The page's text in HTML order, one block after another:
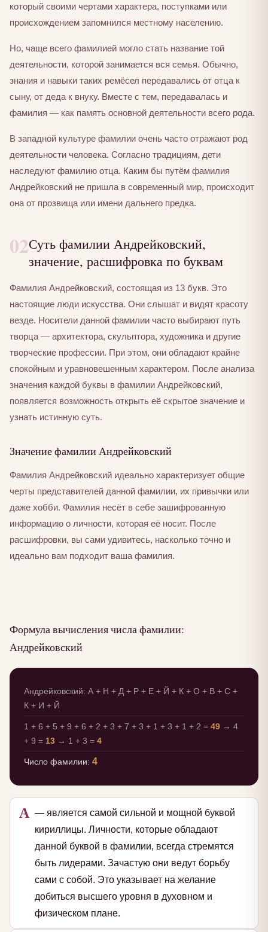
который своими чертами характера, поступками или
происхождением запомнился местному населению.
Но, чаще всего фамилией могло стать название той
деятельности, которой занимается вся семья. Обычно,
знания и навыки таких ремёсел передавались от отца к
сыну, от деда к внуку. Вместе с тем, передавалась и
фамилия — как память основной деятельности всего рода.
В западной культуре фамилии очень часто отражают род
деятельности человека. Согласно традициям, дети
наследуют фамилию отца. Каким бы путём фамилия
Андрейковский не пришла в современный мир, происходит
она от прозвища или имени дальнего предка.
02Суть фамилии Андрейковский,
значение, расшифровка по буквам
Фамилия Андрейковский, состоящая из 13 букв. Это
настоящие люди искусства. Они слышат и видят красоту
везде. Носители данной фамилии часто выбирают путь
творца — архитектора, скульптора, художника и другие
творческие профессии. При этом, они обладают крайне
спокойным и уравновешенным характером. После анализа
значения каждой буквы в фамилии Андрейковский,
появляется возможность открыть её скрытое значение и
узнать истинную суть.
Значение фамилии Андрейковский
Фамилия Андрейковский идеально характеризует общие
черты представителей данной фамилии, их привычки или
даже хобби. Фамилия несёт в себе зашифрованную
информацию о личности, которая её носит. После
расшифровки, вы сами удивитесь, насколько точно и
идеально вам подходит ваша фамилия.
Формула вычисления числа фамилии:
Андрейковский
Андрейковский: А + Н + Д + Р + Е + Й + К + О + В + С +
К + И + Й
1 + 6 + 5 + 9 + 6 + 2 + 3 + 7 + 3 + 1 + 3 + 1 + 2 = 49 → 4
+ 9 = 13 → 1 + 3 = 4
Число фамилии: 4
А — является самой сильной и мощной буквой
кириллицы. Личности, которые обладают
данной буквой в фамилии, всегда стремятся
быть лидерами. Зачастую они ведут борьбу
сами с собой. Это указывает на желание
добиться высшего уровня в духовном и
физическом плане.